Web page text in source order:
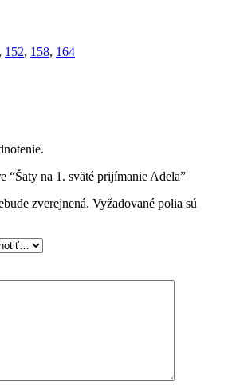
, 152, 158, 164
“Šaty na 1. sväté prijímanie Adela”
zverejnená. Vyžadované polia sú